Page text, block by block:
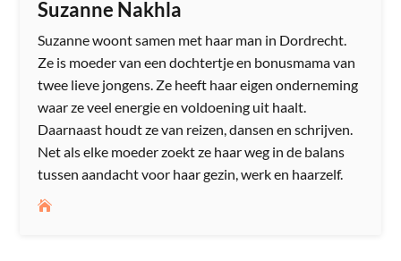
Suzanne Nakhla
Suzanne woont samen met haar man in Dordrecht.
Ze is moeder van een dochtertje en bonusmama van
twee lieve jongens. Ze heeft haar eigen onderneming
waar ze veel energie en voldoening uit haalt.
Daarnaast houdt ze van reizen, dansen en schrijven.
Net als elke moeder zoekt ze haar weg in de balans
tussen aandacht voor haar gezin, werk en haarzelf.